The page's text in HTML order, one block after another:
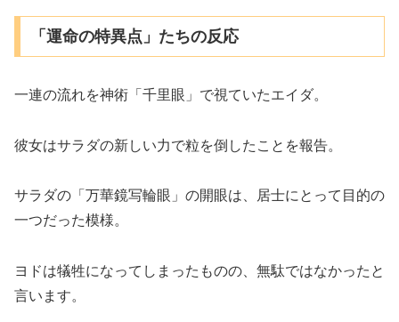
「運命の特異点」たちの反応
一連の流れを神術「千里眼」で視ていたエイダ。
彼女はサラダの新しい力で粒を倒したことを報告。
サラダの「万華鏡写輪眼」の開眼は、居士にとって目的の
一つだった模様。
ヨドは犠牲になってしまったものの、無駄ではなかったと
言います。